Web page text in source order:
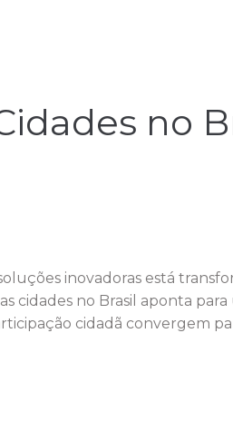
no
inovadoras está
cidades no Brasil aponta
cidadã convergem